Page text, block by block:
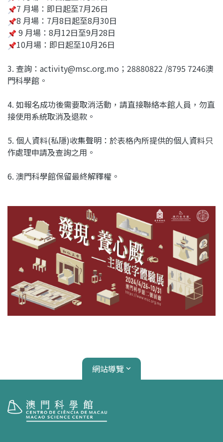
7 月場：即日起至7月26日
8 月場：7月8日起至8月30日
9 月場：8月12日至9月28日
10月場： 即日起至10月26日
3. 查詢：activity@msc.org.mo；28880822 /8795 7246澳
門科學館。
4. 如報名成功後需要取消活動，請直接聯絡本館人員，勿直
接使用系統取消及退款。
5. 個人資料(私隱)收集聲明：於表格內所提供的個人資料只
作處理申請及查詢之用。
6. 澳門科學館保留最終解釋權。
網站導覽